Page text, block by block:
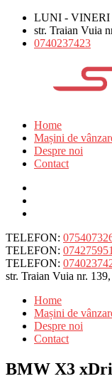
LUNI - VINERI
str. Traian Vuia
0740237423
Home
Mașini de
Despre noi
Contact
TELEFON:
TELEFON:
TELEFON:
str. Traian Vuia nr.
Home
Mașini de
Despre noi
Contact
BMW X3